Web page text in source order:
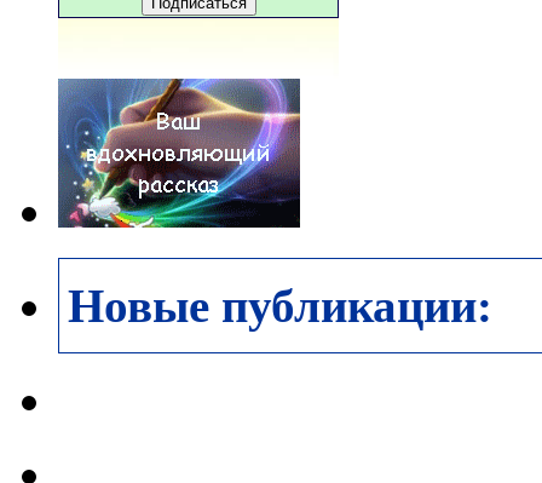
Новые публикации: